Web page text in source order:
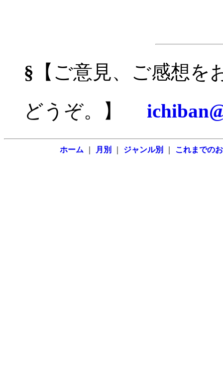
§ 【ご意見、ご感想
どうぞ。】
ホーム 月別 ジャンル別 これまでの